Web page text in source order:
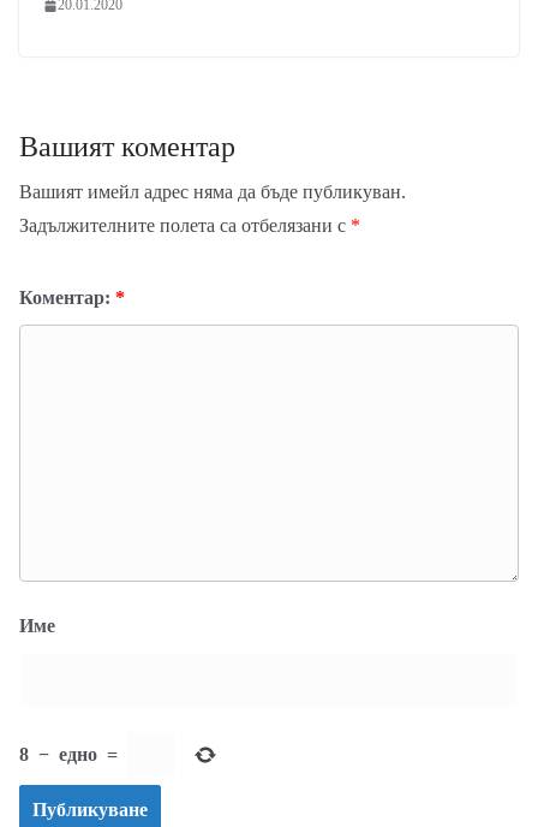
20.01.2020
Вашият коментар
Вашият имейл адрес няма да бъде публикуван.
Задължителните полета са отбелязани с *
Коментар: *
Име
8 − едно =